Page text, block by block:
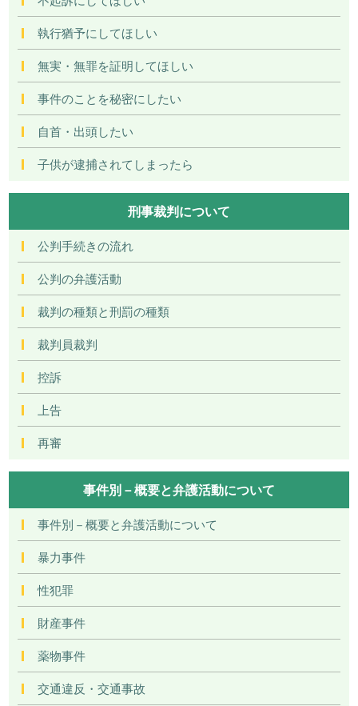
執行猶予にしてほしい
無実・無罪を証明してほしい
事件のことを秘密にしたい
自首・出頭したい
子供が逮捕されてしまったら
刑事裁判について
公判手続きの流れ
公判の弁護活動
裁判の種類と刑罰の種類
裁判員裁判
控訴
上告
再審
事件別－概要と弁護活動について
事件別－概要と弁護活動について
暴力事件
性犯罪
財産事件
薬物事件
交通違反・交通事故